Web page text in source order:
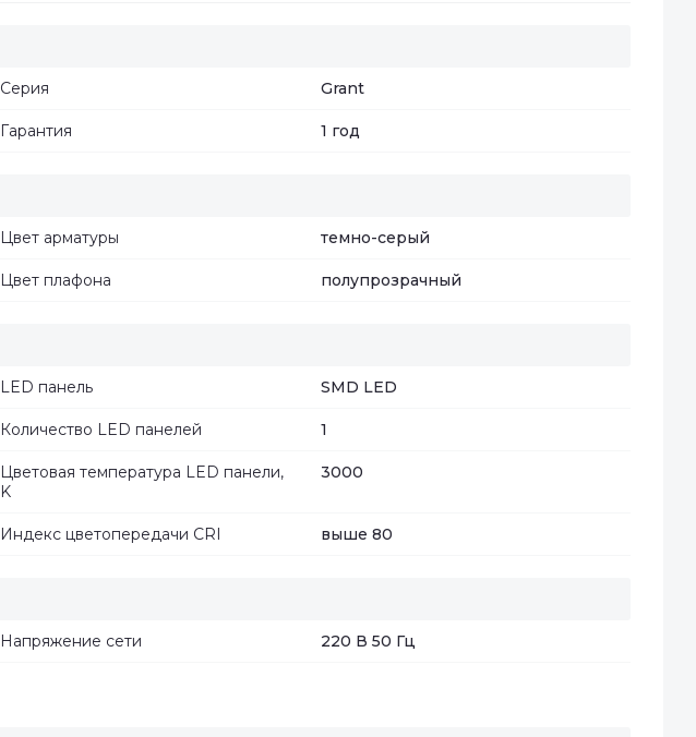
Серия Grant
Гарантия 1 год
Цвет арматуры темно-серый
Цвет плафона полупрозрачный
LED панель SMD LED
Количество LED панелей 1
Цветовая температура LED панели,
K
3000
Индекс цветопередачи CRI выше 80
Напряжение сети 220 В 50 Гц